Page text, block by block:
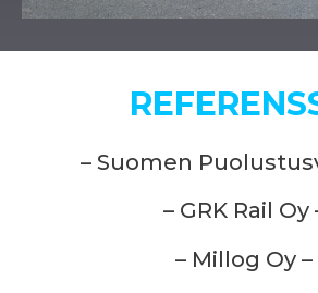
– Suomen
– GRK Rail Oy
– Millog Oy –